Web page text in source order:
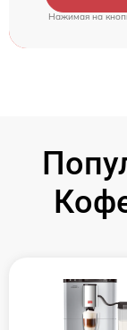
Нажимая на